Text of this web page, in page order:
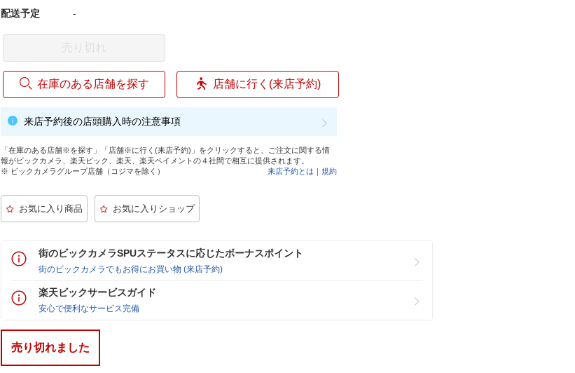
配送予定 -
在庫のある店舗を探す 店舗に行く(来店予約)
来店予約後の店頭購入時の注意事項
「在庫のある店舗※を探す」「店舗※に行く(来店予約)」をクリックすると、ご注文に関する情
報がビックカメラ、楽天ビック、楽天、楽天ペイメントの４社間で相互に提供されます。
※ ビックカメラグループ店舗（コジマを除く）
来店予約とは ｜規約
街のビックカメラSPUステータスに応じたボーナスポイント
街のビックカメラでもお得にお買い物 (来店予約)
楽天ビックサービスガイド
安心で便利なサービス完備
売り切れました